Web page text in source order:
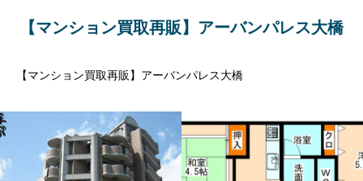
【マンション買取再販】アーバンパレス大橋
【マンション買取再販】アーバンパレス大橋